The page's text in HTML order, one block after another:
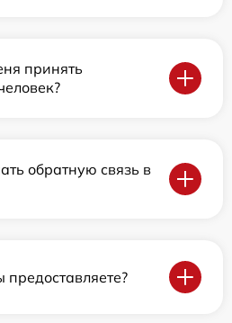
принять
обратную связь в